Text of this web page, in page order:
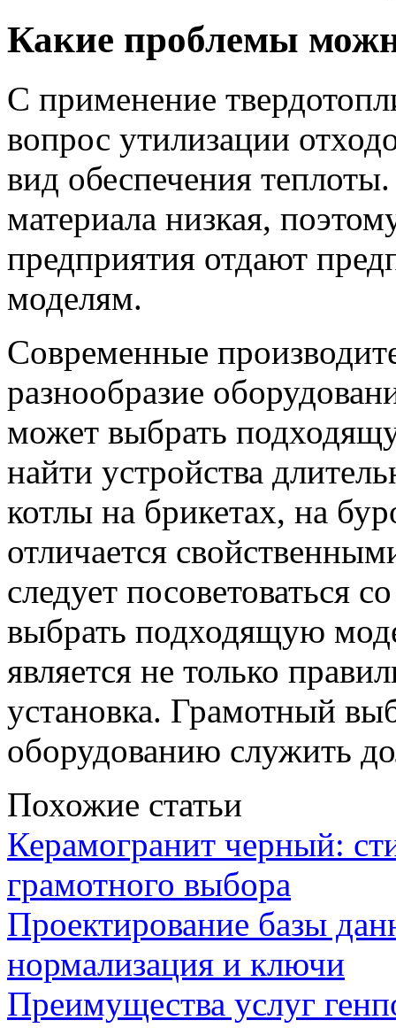
Какие проблемы
С применение
вопрос утилизации
вид обеспечения
материала низкая,
предприятия отдают
моделям.
Современные
разнообразие
может выбрать
найти устройства
котлы на брикетах, на
отличается
следует посоветоваться
выбрать подходящую
является не только
установка. Грамотный
оборудованию служить
Похожие статьи
Керамогранит черный:
грамотного выбора
Проектирование базы
нормализация и ключи
Преимущества услуг